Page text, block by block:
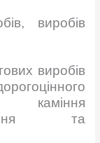
виробів
виробів
каміння
та